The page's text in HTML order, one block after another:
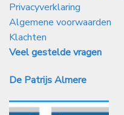
Privacyverklaring
Algemene voorwaarden
Klachten
Veel gestelde vragen
De Patrijs Almere